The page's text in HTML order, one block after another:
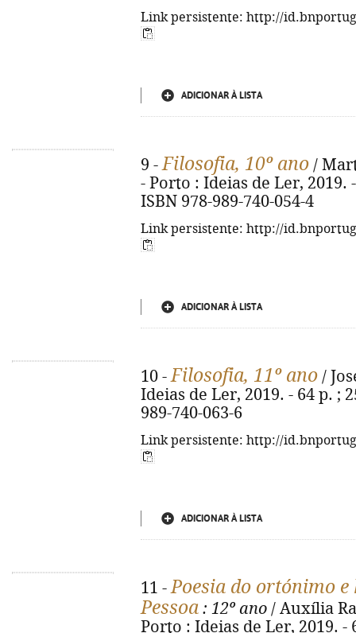
Link persistente: http://
ADICIONAR À LISTA
9 -Filosofia, 10º ano /
- Porto : Ideias de Ler, 2019.
ISBN 978-989-740-054-4
Link persistente: http://
ADICIONAR À LISTA
10 -Filosofia, 11º ano /
Ideias de Ler, 2019. - 64 p. ;
989-740-063-6
Link persistente: http://
ADICIONAR À LISTA
11 -Poesia do ortónimo
Pessoa : 12º ano / Auxília
Porto : Ideias de Ler, 2019. -